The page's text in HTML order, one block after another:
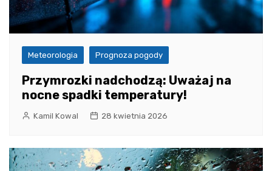
Meteorologia Prognoza pogody
Przymrozki nadchodzą: Uważaj na
nocne spadki temperatury!
Kamil Kowal 28 kwietnia 2026